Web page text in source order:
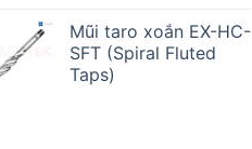
Mũi taro xoắn EX-HC-
SFT (Spiral Fluted
Taps)